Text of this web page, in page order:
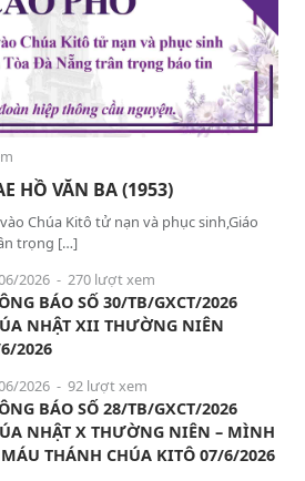
HỒ VĂN BA (1953)
Chúa Kitô tử nạn và phục sinh,Giáo
trọng […]
2026 - 270 lượt xem
BÁO SỐ 30/TB/GXCT/2026
NHẬT XII THƯỜNG NIÊN
2026
2026 - 92 lượt xem
BÁO SỐ 28/TB/GXCT/2026
NHẬT X THƯỜNG NIÊN – MÌNH
THÁNH CHÚA KITÔ 07/6/2026